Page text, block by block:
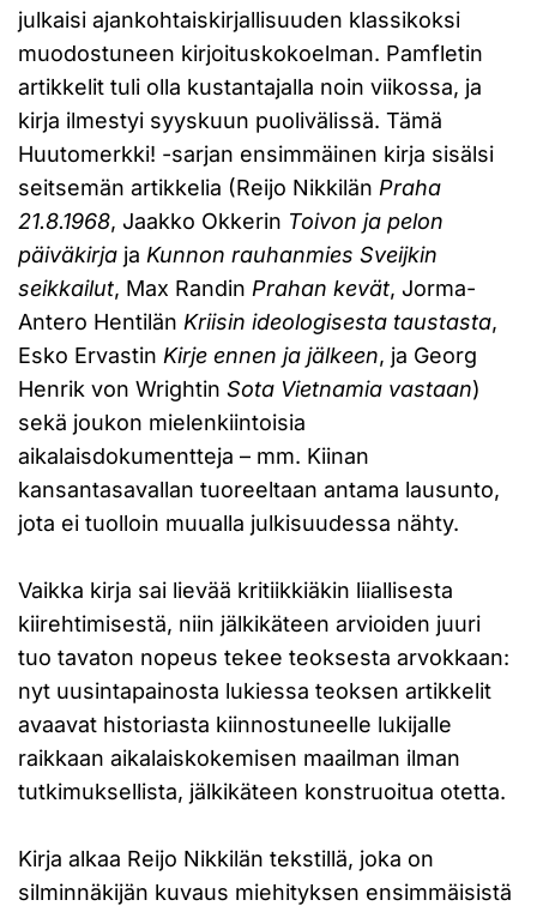
julkaisi ajankohtaiskirjallisuuden klassikoksi
muodostuneen kirjoituskokoelman. Pamfletin
artikkelit tuli olla kustantajalla noin viikossa, ja
kirja ilmestyi syyskuun puolivälissä. Tämä
Huutomerkki! -sarjan ensimmäinen kirja sisälsi
seitsemän artikkelia (Reijo Nikkilän Praha
21.8.1968, Jaakko Okkerin Toivon ja pelon
päiväkirja ja Kunnon rauhanmies Sveijkin
seikkailut, Max Randin Prahan kevät, Jorma-
Antero Hentilän Kriisin ideologisesta taustasta,
Esko Ervastin Kirje ennen ja jälkeen, ja Georg
Henrik von Wrightin Sota Vietnamia vastaan)
sekä joukon mielenkiintoisia
aikalaisdokumentteja – mm. Kiinan
kansantasavallan tuoreeltaan antama lausunto,
jota ei tuolloin muualla julkisuudessa nähty.
Vaikka kirja sai lievää kritiikkiäkin liiallisesta
kiirehtimisestä, niin jälkikäteen arvioiden juuri
tuo tavaton nopeus tekee teoksesta arvokkaan:
nyt uusintapainosta lukiessa teoksen artikkelit
avaavat historiasta kiinnostuneelle lukijalle
raikkaan aikalaiskokemisen maailman ilman
tutkimuksellista, jälkikäteen konstruoitua otetta.
Kirja alkaa Reijo Nikkilän tekstillä, joka on
silminnäkijän kuvaus miehityksen ensimmäisistä